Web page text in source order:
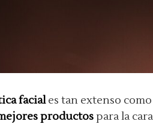
faciales tan extenso
productospara la